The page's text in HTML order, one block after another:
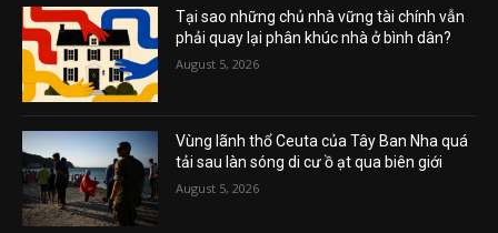
Tại sao những chủ nhà vững tài chính vẫn
phải quay lại phân khúc nhà ở bình dân?
August 5, 2026
Vùng lãnh thổ Ceuta của Tây Ban Nha quá
tải sau làn sóng di cư ồ ạt qua biên giới
August 5, 2026